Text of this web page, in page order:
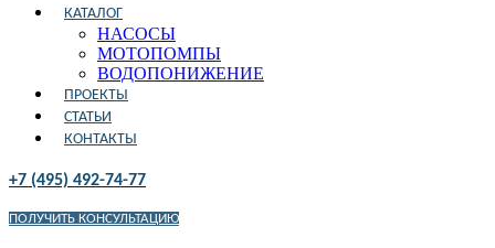
КАТАЛОГ
НАСОСЫ
МОТОПОМПЫ
ВОДОПОНИЖЕНИЕ
ПРОЕКТЫ
СТАТЬИ
КОНТАКТЫ
+7 (495) 492-74-77
ПОЛУЧИТЬ КОНСУЛЬТАЦИЮ